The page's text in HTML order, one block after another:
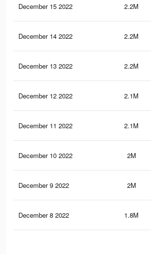
December 15 2022 2.2M
December 14 2022 2.2M
December 13 2022 2.2M
December 12 2022 2.1M
December 11 2022 2.1M
December 10 2022 2M
December 9 2022 2M
December 8 2022 1.8M